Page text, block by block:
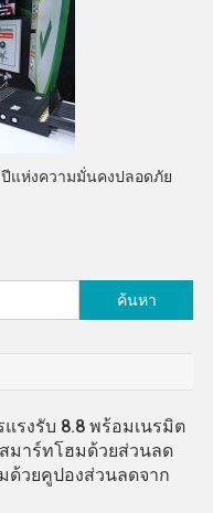
แห่งความมั่นคงปลอดภัย
สำหรับ:
แรงรับ 8.8 พร้อมเนรมิต
มาร์ทโฮมด้วยส่วนลด
ด้วยคูปองส่วนลดจาก